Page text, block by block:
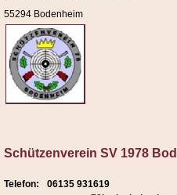
55294 Bodenheim
Schützenverein SV 1978
Telefon:
06135 931619